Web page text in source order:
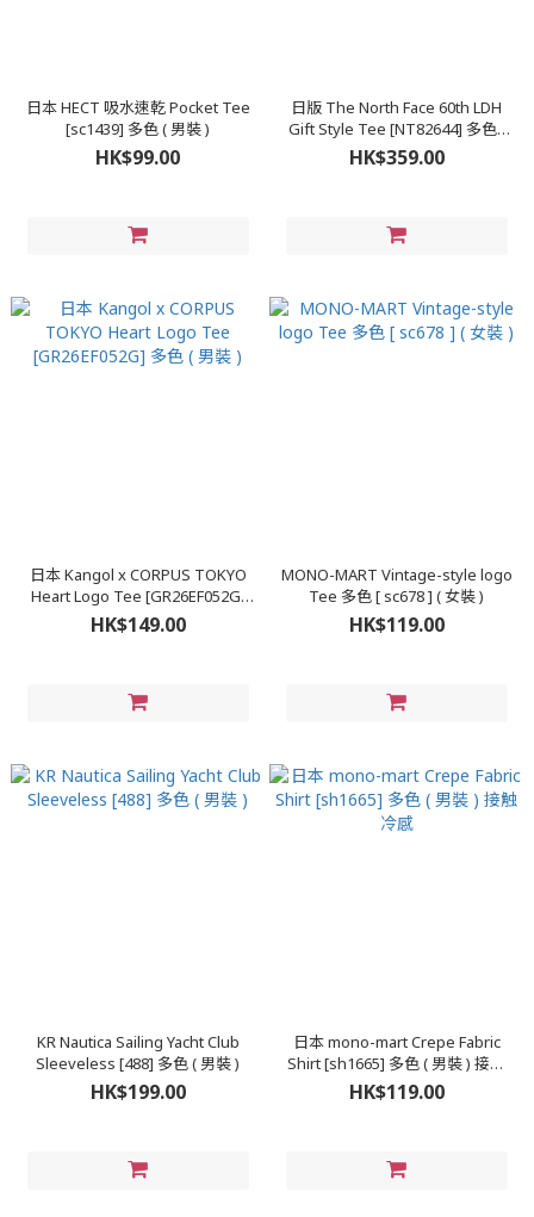
日本 HECT 吸水速乾 Pocket Tee
[sc1439] 多色 ( 男裝 )
HK$99.00
日版 The North Face 60th LDH
Gift Style Tee [NT82644] 多色 (
男裝 )
HK$359.00
日本 Kangol x CORPUS TOKYO
Heart Logo Tee [GR26EF052G]
多色 ( 男裝 )
HK$149.00
MONO-MART Vintage-style logo
Tee 多色 [ sc678 ] ( 女裝 )
HK$119.00
KR Nautica Sailing Yacht Club
Sleeveless [488] 多色 ( 男裝 )
HK$199.00
日本 mono-mart Crepe Fabric
Shirt [sh1665] 多色 ( 男裝 ) 接触
冷感
HK$119.00